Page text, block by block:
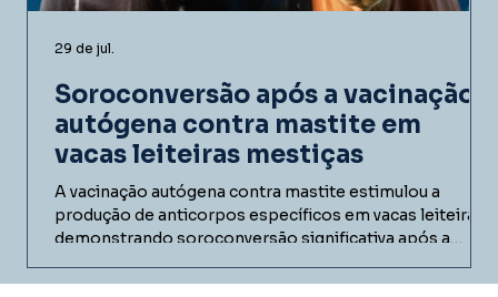
Soroconversão após a vacinação
autógena contra mastite em
vacas leiteiras mestiças
A vacinação autógena contra mastite estimulou a
produção de anticorpos específicos em vacas leiteiras,
demonstrando soroconversão significativa após a
em fazenda comercial e entenda como vacinas
29 de jul.